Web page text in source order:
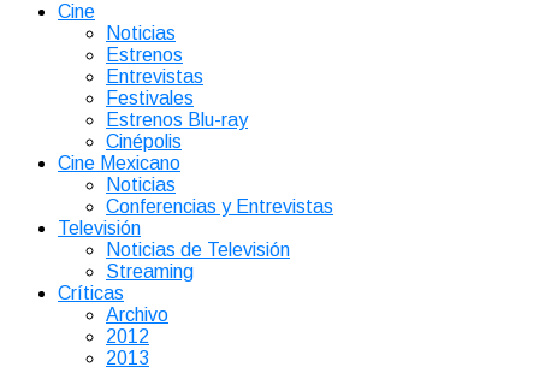
Cine
Noticias
Estrenos
Entrevistas
Festivales
Estrenos Blu-ray
Cinépolis
Cine Mexicano
Noticias
Conferencias y Entrevistas
Televisión
Noticias de Televisión
Streaming
Críticas
Archivo
2012
2013